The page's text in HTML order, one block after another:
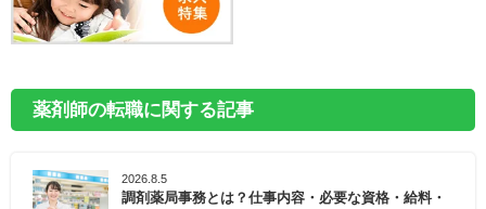
薬剤師の転職に関する記事
2026.8.5
調剤薬局事務とは？仕事内容・必要な資格・給料・